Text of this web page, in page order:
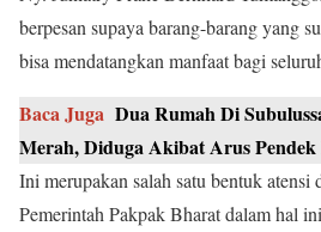
berpesan supaya barang-barang yang
bisa mendatangkan manfaat bagi
Baca Juga Dua Rumah Di
Merah, Diduga Akibat Arus
Ini merupakan salah satu bentuk atensi
Pemerintah Pakpak Bharat dalam hal